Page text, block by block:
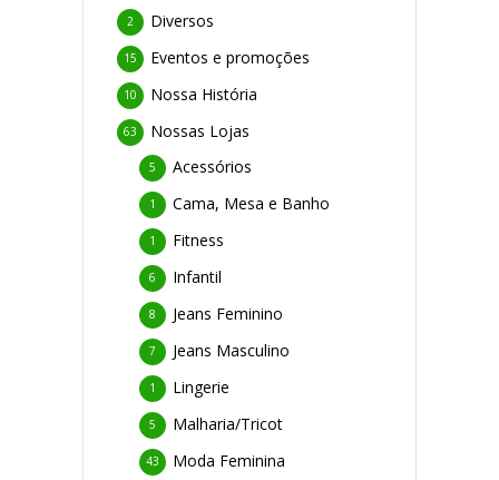
Diversos
2
Eventos e promoções
15
Nossa História
10
Nossas Lojas
63
Acessórios
5
Cama, Mesa e Banho
1
Fitness
1
Infantil
6
Jeans Feminino
8
Jeans Masculino
7
Lingerie
1
Malharia/Tricot
5
Moda Feminina
43